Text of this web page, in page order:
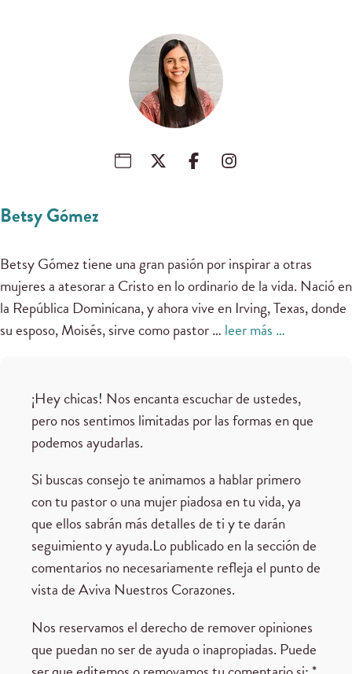
Betsy Gómez
Betsy Gómez tiene una gran pasión por inspirar a otras
mujeres a atesorar a Cristo en lo ordinario de la vida. Nació en
la República Dominicana, y ahora vive en Irving, Texas, donde
su esposo, Moisés, sirve como pastor … leer más …
¡Hey chicas! Nos encanta escuchar de ustedes,
pero nos sentimos limitadas por las formas en que
podemos ayudarlas.
Si buscas consejo te animamos a hablar primero
con tu pastor o una mujer piadosa en tu vida, ya
que ellos sabrán más detalles de ti y te darán
seguimiento y ayuda.Lo publicado en la sección de
comentarios no necesariamente refleja el punto de
vista de Aviva Nuestros Corazones.
Nos reservamos el derecho de remover opiniones
que puedan no ser de ayuda o inapropiadas. Puede